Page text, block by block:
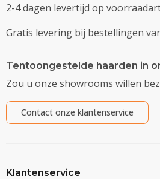
2-4 dagen levertijd op
Gratis levering bij bestellingen
Tentoongestelde haarden in
Zou u onze showrooms willen
Contact onze klantenservice
Klantenservice